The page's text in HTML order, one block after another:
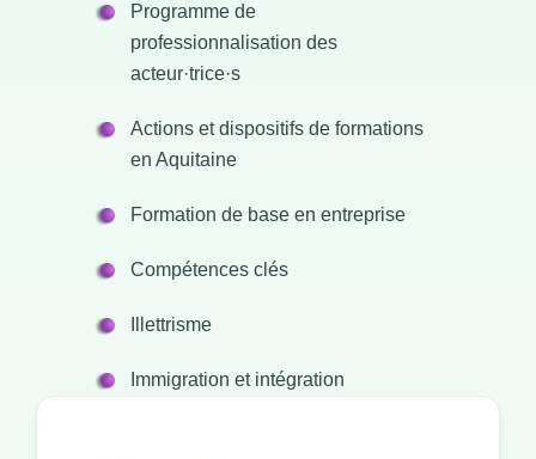
Programme de
professionnalisation des
acteur·trice·s
Actions et dispositifs de formations
en Aquitaine
Formation de base en entreprise
Compétences clés
Illettrisme
Immigration et intégration